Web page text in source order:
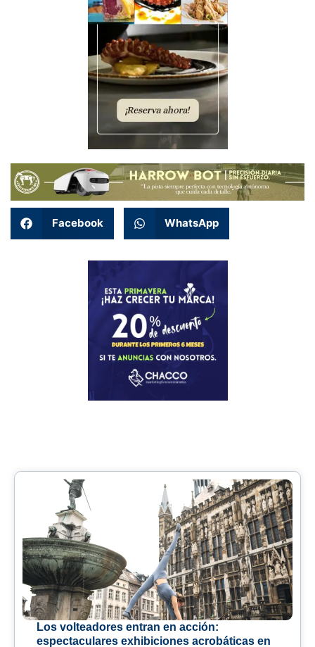
Facebook WhatsApp
Los volteadores entran en acción:
espectaculares exhibiciones acrobáticas en